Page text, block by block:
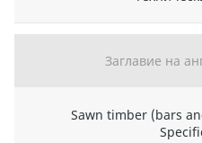
Заглавие на
Sawn timber (bars